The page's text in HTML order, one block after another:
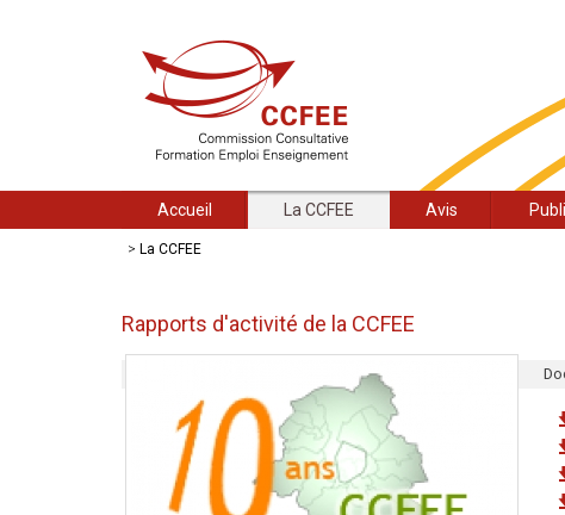
Accueil La CCFEE Avis
> La CCFEE
Rapports d'activité de la CCFEE